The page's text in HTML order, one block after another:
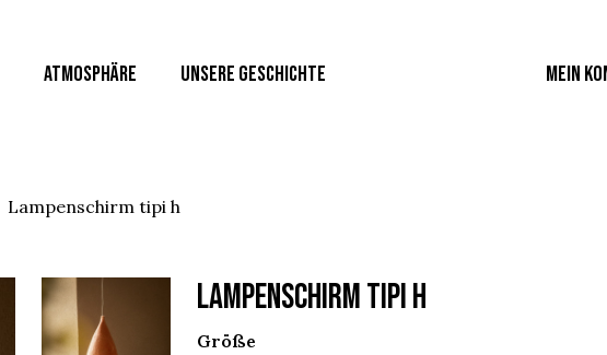
ATMOSPHÄRE UNSERE GESCHICHTE Mein
lampenschirm tipi h
LAMPENSCHIRM TIPI H
Größe